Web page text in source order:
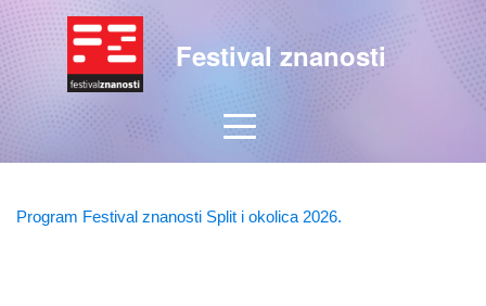
Festival znanosti
Program Festival znanosti Split i okolica 2026.